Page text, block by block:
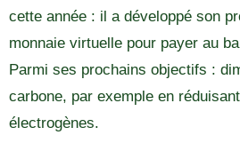
cette année : il a développé son
monnaie virtuelle pour payer au
Parmi ses prochains objectifs :
carbone, par exemple en
électrogènes.